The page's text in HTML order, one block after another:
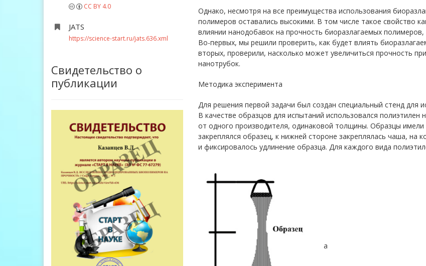
CC BY 4.0
JATS
https://science-start.ru/jats.636.xml
Свидетельство о
публикации
Однако, несмотря на все преимущества использования
полимеров оставались высокими. В том числе такое свойство
влиянии нанодобавок на прочность биоразлагаемых
Во-первых, мы решили проверить, как будет влиять
вторых, проверили, насколько может увеличиться прочность
нанотрубок.
Методика эксперимента
Для решения первой задачи был создан специальный стенд для
В качестве образцов для испытаний использовался
от одного производителя, одинаковой толщины. Образцы
закреплялся образец, к нижней стороне закреплялась чаша, на
и фиксировалось удлинение образца. Для каждого вида
а